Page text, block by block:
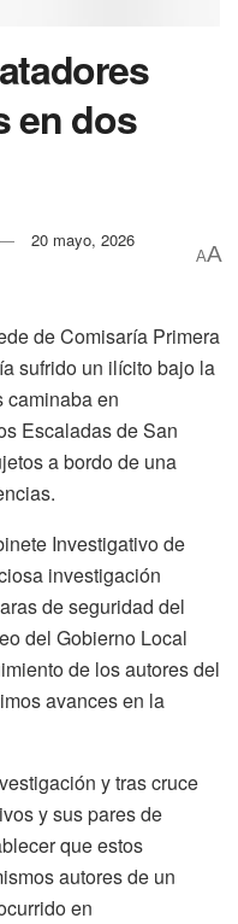
en dos
20 mayo, 2026
AA
de Comisaría Primera
sufrido un ilícito bajo la
caminaba en
Escaladas de San
a bordo de una
Investigativo de
investigación
de seguridad del
del Gobierno Local
de los autores del
avances en la
y tras cruce
y sus pares de
que estos
autores de un
en